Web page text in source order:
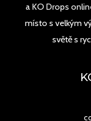
a KO Drops
místo s velkým
světě s